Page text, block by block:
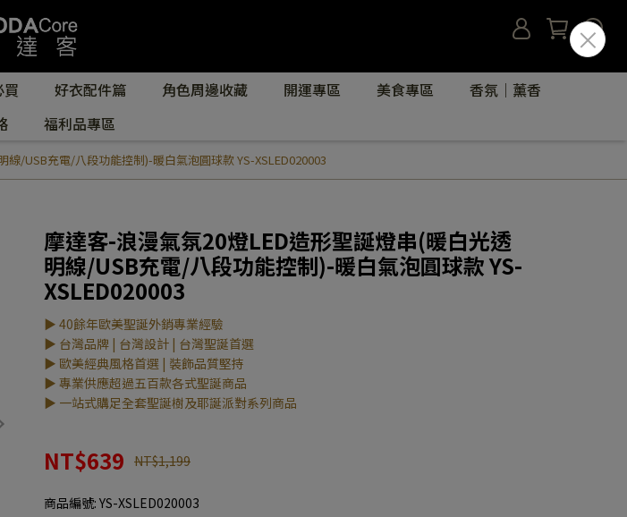
買 好衣配件篇 角色周邊收藏 開運專區 美食專區
香氛｜薰香
福利品專區
/USB充電/八段功能控制)-暖白氣泡圓球款 YS-XSLED020003
摩達客-浪漫氣氛20燈LED造形聖誕燈串(暖白光透
明線/USB充電/八段功能控制)-暖白氣泡圓球款 YS-
XSLED020003
▶ 40餘年歐美聖誕外銷專業經驗
▶ 台灣品牌 | 台灣設計 | 台灣聖誕首選
▶ 歐美經典風格首選 | 裝飾品質堅持
▶ 專業供應超過五百款各式聖誕商品
▶ 一站式購足全套聖誕樹及耶誕派對系列商品
NT$639 NT$1,199
商品編號: YS-XSLED020003